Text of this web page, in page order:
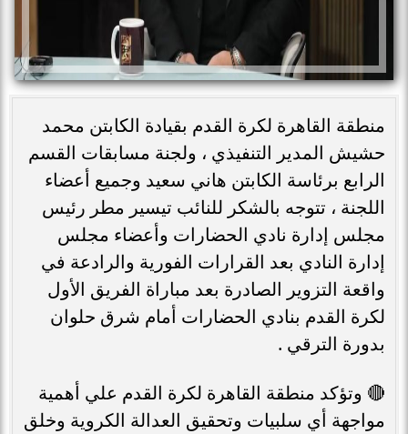
منطقة القاهرة لكرة القدم بقيادة الكابتن محمد
حشيش المدير التنفيذي ، ولجنة مسابقات القسم
الرابع برئاسة الكابتن هاني سعيد وجميع أعضاء
اللجنة ، تتوجه بالشكر للنائب تيسير مطر رئيس
مجلس إدارة نادي الحضارات وأعضاء مجلس
إدارة النادي بعد القرارات الفورية والرادعة في
واقعة التزوير الصادرة بعد مباراة الفريق الأول
لكرة القدم بنادي الحضارات أمام شرق حلوان
بدورة الترقي .
🔴 وتؤكد منطقة القاهرة لكرة القدم علي أهمية
مواجهة أي سلبيات وتحقيق العدالة الكروية وخلق